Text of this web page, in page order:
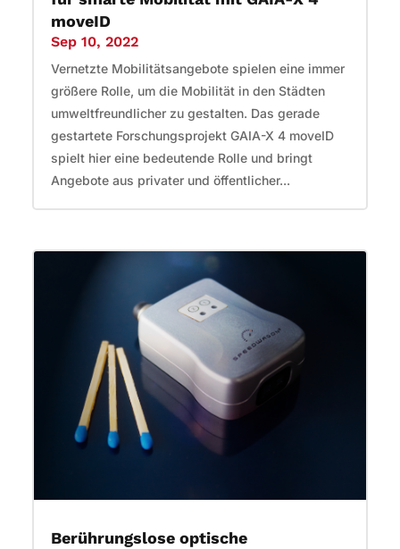
moveID
Sep 10, 2022
Vernetzte Mobilitätsangebote spielen eine immer
größere Rolle, um die Mobilität in den Städten
umweltfreundlicher zu gestalten. Das gerade
gestartete Forschungsprojekt GAIA-X 4 moveID
spielt hier eine bedeutende Rolle und bringt
Angebote aus privater und öffentlicher...
Berührungslose optische